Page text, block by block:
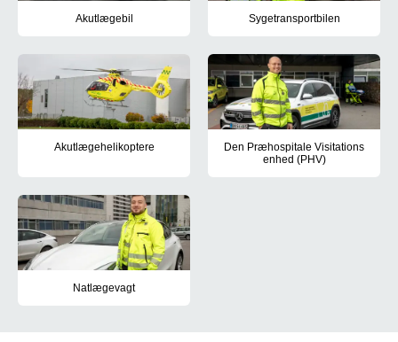
Akutlægebil Sygetransportbilen
Akutlægehelikoptere
Akutlægehelikopterne skal sikre hurtig lægehjælp til syge eller
Den Præhospitale Visitations
enhed (PHV)
Natlægevagt